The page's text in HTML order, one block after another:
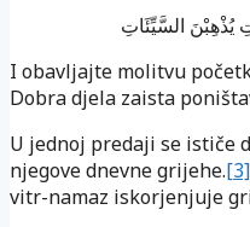
يُذْهِبْنَ السَّيِّئَاتِ
I obavljajte molitvu
Dobra djela zaista
U jednoj predaji se ističe
njegove dnevne grijehe.[3]
vitr-namaz iskorjenjuje